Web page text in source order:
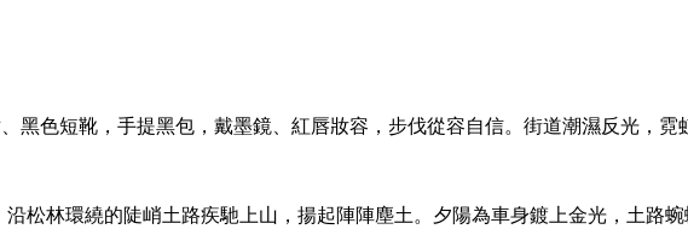
黑色短靴，手提黑包，戴墨鏡、紅唇妝容，步伐從容自信。街道潮濕反光，霓
松林環繞的陡峭土路疾馳上山，揚起陣陣塵土。夕陽為車身鍍上金光，土路